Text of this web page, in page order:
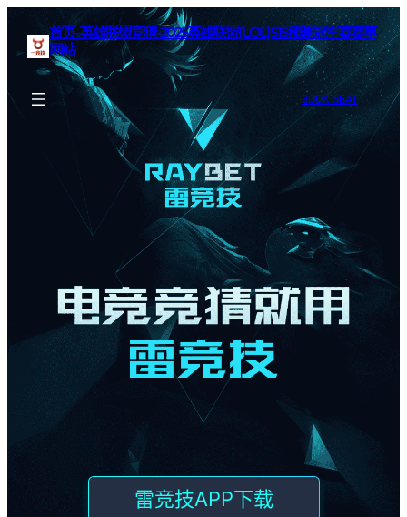
首页–英雄联盟竞猜-2025英雄联盟(LOL)S15预测冠军赛赛事
网站
BOOK SEAT